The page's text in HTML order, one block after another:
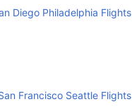
Diego Philadelphia Flights
Francisco Seattle Flights